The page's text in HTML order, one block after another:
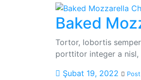
Baked
Tortor, lobortis
porttitor integer a nisl,
Şubat 19, 2022